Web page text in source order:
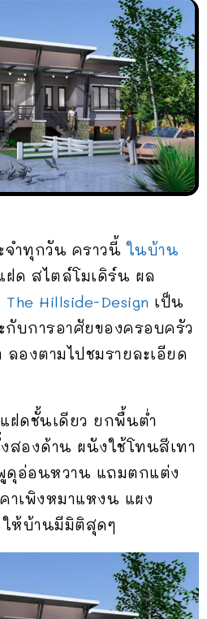
จำทุกวัน คราวนี้ในบ้าน
ด สไตล์โมเดิร์น ผล
The Hillside-Design เป็น
กับการอาศัยของครอบครัว
องตามไปชมรายละเอียด
ดชั้นเดียว ยกพื้นต่ำ
องด้าน ผนังใช้โทนสีเทา
ดุอ่อนหวาน แถมตกแต่ง
าเพิงหมาแหงน แผง
ห้บ้านมีมิติสุดๆ